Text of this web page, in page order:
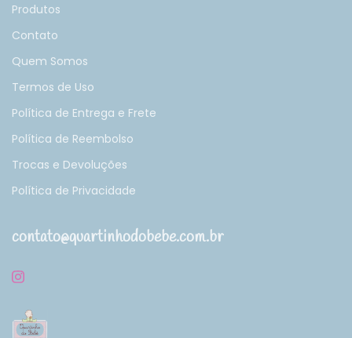
Produtos
Contato
Quem Somos
Termos de Uso
Política de Entrega e Frete
Política de Reembolso
Trocas e Devoluções
Política de Privacidade
contato@quartinhodobebe.com.br